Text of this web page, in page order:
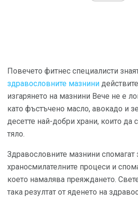
Повечето фитнес специалисти
здравословните мазнини
изгарянето на мазнини Вече не е
като фъстъчено масло, авокадо и
десетте най-добри храни, които да
тяло.
Здравословните мазнини спомагат
храносмилателните процеси и
което намалява преяждането.
така резултат от яденето на